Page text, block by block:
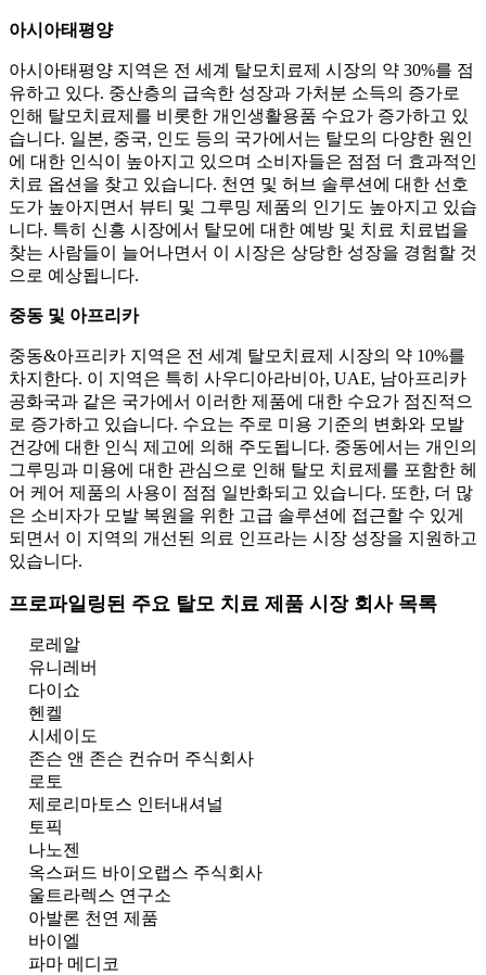
아시아태평양
아시아태평양 지역은 전 세계 탈모치료제 시장의 약 30%를 점
유하고 있다. 중산층의 급속한 성장과 가처분 소득의 증가로
인해 탈모치료제를 비롯한 개인생활용품 수요가 증가하고 있
습니다. 일본, 중국, 인도 등의 국가에서는 탈모의 다양한 원인
에 대한 인식이 높아지고 있으며 소비자들은 점점 더 효과적인
치료 옵션을 찾고 있습니다. 천연 및 허브 솔루션에 대한 선호
도가 높아지면서 뷰티 및 그루밍 제품의 인기도 높아지고 있습
니다. 특히 신흥 시장에서 탈모에 대한 예방 및 치료 치료법을
찾는 사람들이 늘어나면서 이 시장은 상당한 성장을 경험할 것
으로 예상됩니다.
중동 및 아프리카
중동&아프리카 지역은 전 세계 탈모치료제 시장의 약 10%를
차지한다. 이 지역은 특히 사우디아라비아, UAE, 남아프리카
공화국과 같은 국가에서 이러한 제품에 대한 수요가 점진적으
로 증가하고 있습니다. 수요는 주로 미용 기준의 변화와 모발
건강에 대한 인식 제고에 의해 주도됩니다. 중동에서는 개인의
그루밍과 미용에 대한 관심으로 인해 탈모 치료제를 포함한 헤
어 케어 제품의 사용이 점점 일반화되고 있습니다. 또한, 더 많
은 소비자가 모발 복원을 위한 고급 솔루션에 접근할 수 있게
되면서 이 지역의 개선된 의료 인프라는 시장 성장을 지원하고
있습니다.
프로파일링된 주요 탈모 치료 제품 시장 회사 목록
로레알
유니레버
다이쇼
헨켈
시세이도
존슨 앤 존슨 컨슈머 주식회사
로토
제로리마토스 인터내셔널
토픽
나노젠
옥스퍼드 바이오랩스 주식회사
울트라렉스 연구소
아발론 천연 제품
바이엘
파마 메디코